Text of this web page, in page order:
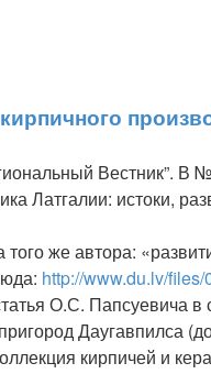
Вестник”. В
Латгалии: истоки,
же автора:
http://www.du.lv/
О.С.
Даугавпилса
кирпичей и